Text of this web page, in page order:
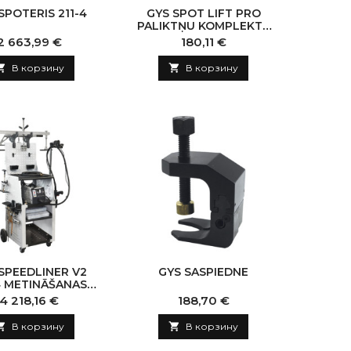
211-4
663,99 €
В корзину
GYS SPOT LIFT PRO
PALIKTŅU KOMPLEKTS
2GB (AUDI, BMW)
Цена
180,11 €
 В корзину
V2
IERĪCE
Цена
4 218,16 €
В корзину
GYS SASPIEDNE
Цена
188,70 €
 В корзину